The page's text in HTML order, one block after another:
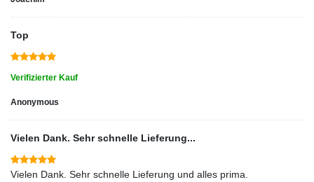
Top
Verifizierter Kauf
Anonymous
Vielen Dank. Sehr schnelle Lieferung...
Vielen Dank. Sehr schnelle Lieferung und alles prima.